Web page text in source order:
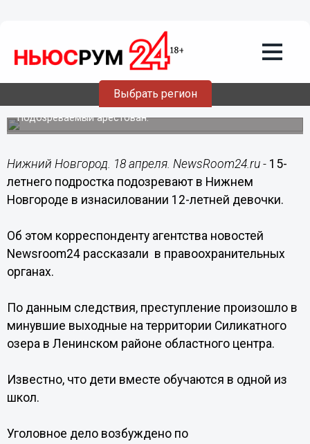
Выбрать регион
18.04.201800:01
15-летнего нижегородца подозревают
в изнасиловании 12-летней девочки
Подозреваемый арестован.
Нижний Новгород. 18 апреля. NewsRoom24.ru - 15-
летнего подростка подозревают в Нижнем
Новгороде в изнасиловании 12-летней девочки.
Об этом корреспонденту агентства новостей
Newsroom24 рассказали в правоохранительных
органах.
По данным следствия, преступление произошло в
минувшие выходные на территории Силикатного
озера в Ленинском районе областного центра.
Известно, что дети вместе обучаются в одной из
школ.
Уголовное дело возбуждено по